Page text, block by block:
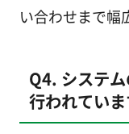
い合わせまで幅
Q4. システ
行われていま